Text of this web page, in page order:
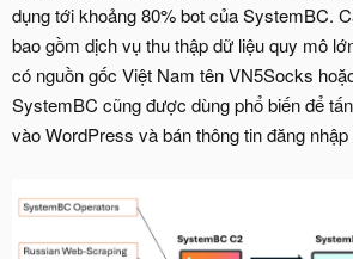
dụng tới khoảng 80% bot của SystemBC.
bao gồm dịch vụ thu thập dữ liệu quy mô
có nguồn gốc Việt Nam tên VN5Socks
SystemBC cũng được dùng phổ biến để
vào WordPress và bán thông tin đăng